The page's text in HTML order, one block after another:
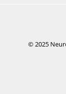
© 2025